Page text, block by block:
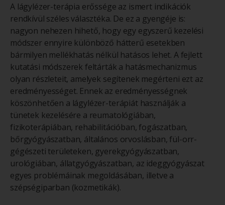
A lágylézer-terápia erőssége az ismert indikációk
rendkívül széles választéka. De ez a gyengéje is:
nagyon nehezen hihető, hogy egy egyszerű kezelési
módszer ennyire különböző hátterű esetekben
bármilyen mellékhatás nélkül hatásos lehet. A fejlett
kutatási módszerek feltárták a hatásmechanizmus
olyan részleteit, amelyek segítenek megérteni ezt az
eredményességet. Ennek az eredményességnek
köszönhetően a lágylézer-terápiát használják a
tünetek kezelésére a reumatológiában,
fizikoterápiában, rehabilitációban, fogászatban,
bőrgyógyászatban, általános orvoslásban, fül-orr-
gégészeti területeken, gyerekgyógyászatban,
urológiában, állatgyógyászatban, az ideggyógyászat
egyes problémáinak megoldásában, illetve a
szépségiparban (kozmetikák).